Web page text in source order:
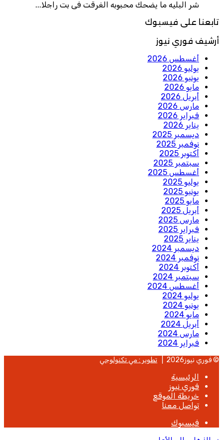
شر البليه ما يضحك محبوبه الغرقت فى بت راجلا...
تابعنا على فيسبوك
أرشيف فوري نيوز
أغسطس 2026
يوليو 2026
يونيو 2026
مايو 2026
أبريل 2026
مارس 2026
فبراير 2026
يناير 2026
ديسمبر 2025
نوفمبر 2025
أكتوبر 2025
سبتمبر 2025
أغسطس 2025
يوليو 2025
يونيو 2025
مايو 2025
أبريل 2025
مارس 2025
فبراير 2025
يناير 2025
ديسمبر 2024
نوفمبر 2024
أكتوبر 2024
سبتمبر 2024
أغسطس 2024
يوليو 2024
يونيو 2024
مايو 2024
أبريل 2024
مارس 2024
فبراير 2024
© فوري نيوز2026 | تطوير : مي تكنولوجي
الرئيسية
فوري نيوز
خريطة الموقع
تواصل معنا
فيسبوك